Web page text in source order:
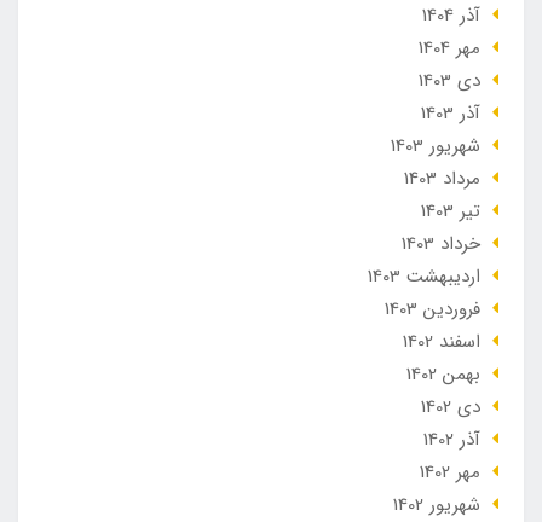
آذر 1404
مهر 1404
دی 1403
آذر 1403
شهریور 1403
مرداد 1403
تير 1403
خرداد 1403
ارديبهشت 1403
فروردین 1403
اسفند 1402
بهمن 1402
دی 1402
آذر 1402
مهر 1402
شهریور 1402